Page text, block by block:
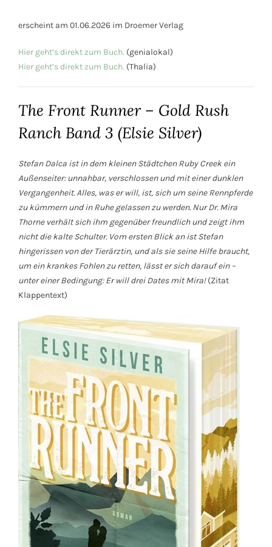
erscheint am 01.06.2026 im Droemer Verlag
Hier geht’s direkt zum Buch. (genialokal)
Hier geht’s direkt zum Buch. (Thalia)
The Front Runner – Gold Rush
Ranch Band 3 (Elsie Silver)
Stefan Dalca ist in dem kleinen Städtchen Ruby Creek ein
Außenseiter: unnahbar, verschlossen und mit einer dunklen
Vergangenheit. Alles, was er will, ist, sich um seine Rennpferde
zu kümmern und in Ruhe gelassen zu werden. Nur Dr. Mira
Thorne verhält sich ihm gegenüber freundlich und zeigt ihm
nicht die kalte Schulter. Vom ersten Blick an ist Stefan
hingerissen von der Tierärztin, und als sie seine Hilfe braucht,
um ein krankes Fohlen zu retten, lässt er sich darauf ein –
unter einer Bedingung: Er will drei Dates mit Mira!(Zitat
Klappentext)